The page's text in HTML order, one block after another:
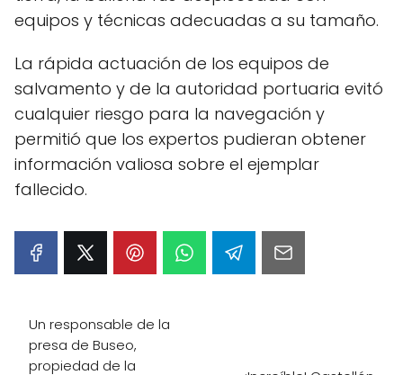
equipos y técnicas adecuadas a su tamaño.
La rápida actuación de los equipos de
salvamento y de la autoridad portuaria evitó
cualquier riesgo para la navegación y
permitió que los expertos pudieran obtener
información valiosa sobre el ejemplar
fallecido.
Un responsable de la
presa de Buseo,
propiedad de la